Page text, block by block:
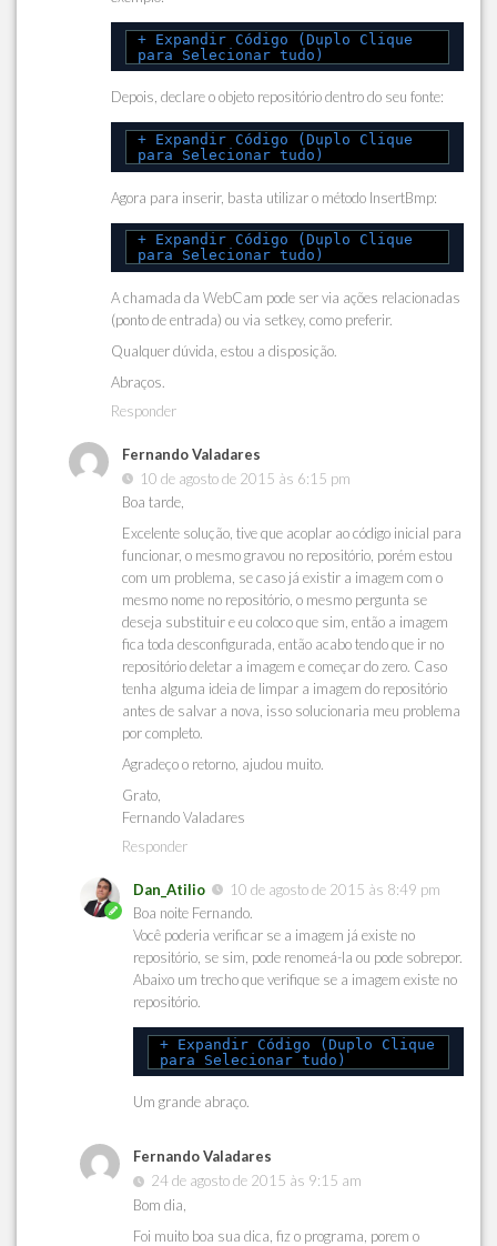
+ Expandir Código (Duplo Clique
para Selecionar tudo)
Depois, declare o objeto repositório dentro do seu fonte:
+ Expandir Código (Duplo Clique
para Selecionar tudo)
Agora para inserir, basta utilizar o método InsertBmp:
+ Expandir Código (Duplo Clique
para Selecionar tudo)
A chamada da WebCam pode ser via ações relacionadas
(ponto de entrada) ou via setkey, como preferir.
Qualquer dúvida, estou a disposição.
Abraços.
Responder
Fernando Valadares
10 de agosto de 2015 às 6:15 pm
Boa tarde,
Excelente solução, tive que acoplar ao código inicial para
funcionar, o mesmo gravou no repositório, porém estou
com um problema, se caso já existir a imagem com o
mesmo nome no repositório, o mesmo pergunta se
deseja substituir e eu coloco que sim, então a imagem
fica toda desconfigurada, então acabo tendo que ir no
repositório deletar a imagem e começar do zero. Caso
tenha alguma ideia de limpar a imagem do repositório
antes de salvar a nova, isso solucionaria meu problema
por completo.
Agradeço o retorno, ajudou muito.
Grato,
Fernando Valadares
Responder
Dan_Atilio
10 de agosto de 2015 às 8:49 pm
Boa noite Fernando.
Você poderia verificar se a imagem já existe no
repositório, se sim, pode renomeá-la ou pode sobrepor.
Abaixo um trecho que verifique se a imagem existe no
repositório.
+ Expandir Código (Duplo Clique
para Selecionar tudo)
Um grande abraço.
Fernando Valadares
24 de agosto de 2015 às 9:15 am
Bom dia,
Foi muito boa sua dica, fiz o programa, porem o